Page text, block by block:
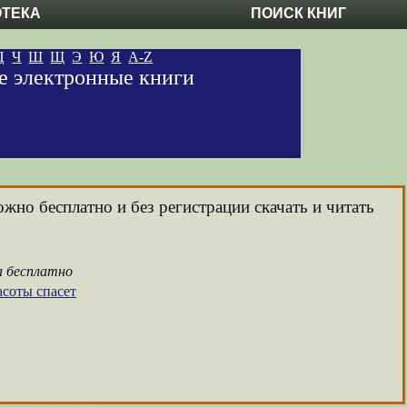
ПОИСК КНИГ
Ч Ш Щ Э Ю Я A-Z
электронные книги
бесплатно и без регистрации скачать и читать
бесплатно
спасет